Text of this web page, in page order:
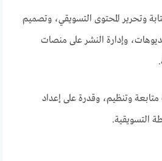
وتحرير المحتوى التسويقي، وتصميم
وإدارة النشر على منصات
متابعة وتنظيم، وقدرة على إعداد
التسويقية.